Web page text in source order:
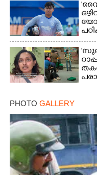
PHOTO GALLERY